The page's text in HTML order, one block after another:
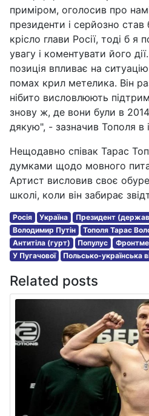
приміром, оголосив про
президенти і серйозно став
крісло глави Росії, тоді б я
увагу і коментувати його
позиція впливає на
помах крил метелика. Він
нібито висловлюють
знову ж, де вони були в
дякую", - зазначив Тополя в
Нещодавно співак Тарас
думками щодо мовного
Артист висловив своє
школі, коли він забирає
Росія Україна Президент
Володимир Путін
Тополя Тарас
Антитіла (гурт)
Популус
У Пугачової
Польсько-українська
Related posts